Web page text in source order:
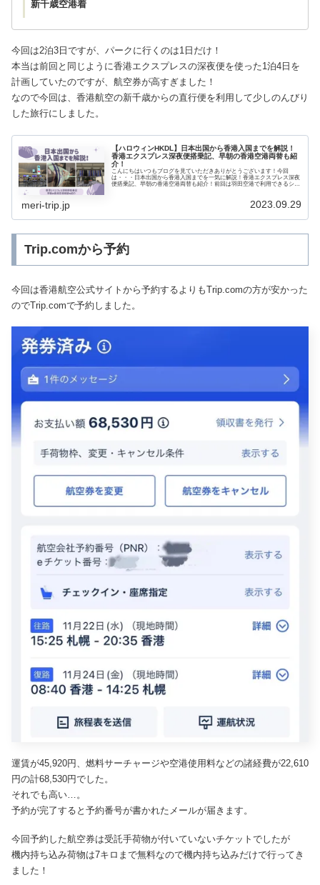
新千歳空港着
今回は2泊3日ですが、パークに行くのは1日だけ！
本当は前回と同じように香港エクスプレスの深夜便を使った1泊4日を
計画していたのですが、航空券が高すぎました！
なので今回は、香港航空の新千歳からの直行便を利用して少しのんびり
した旅行にしました。
【ハロウィンHKDL】日本出国から香港入国までを解説！
香港エクスプレス深夜便搭乗記、早朝の香港空港両替も紹
介！
こんにちはいつもブログを見ていただきありがとうございます！今回
は・・・日本出国から香港入国までを一気に解説！香港エクスプレス深夜
便搭乗記、早朝の香港空港両替も紹介！前回は羽田空港で利用できるシャ
meri-trip.jp 2023.09.29
Trip.comから予約
今回は香港航空公式サイトから予約するよりもTrip.comの方が安かった
のでTrip.comで予約しました。
運賃が45,920円、燃料サーチャージや空港使用料などの諸経費が22,610
円の計68,530円でした。
それでも高い…。
予約が完了すると予約番号が書かれたメールが届きます。
今回予約した航空券は受託手荷物が付いていないチケットでしたが
機内持ち込み荷物は7キロまで無料なので機内持ち込みだけで行ってき
ました！